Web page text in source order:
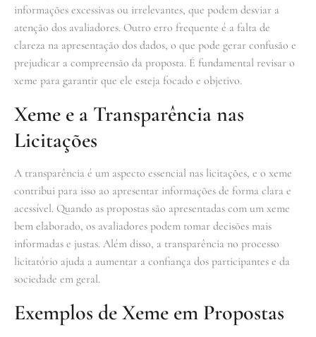
informações excessivas ou irrelevantes, que podem desviar a
atenção dos avaliadores. Outro erro frequente é a falta de
clareza na apresentação dos dados, o que pode gerar confusão e
prejudicar a compreensão da proposta. É fundamental revisar o
xeme para garantir que ele esteja focado e objetivo.
Xeme e a Transparência nas
Licitações
A transparência é um aspecto essencial nas licitações, e o xeme
contribui para isso ao apresentar informações de forma clara e
acessível. Quando as propostas são apresentadas com um xeme
bem elaborado, os avaliadores podem tomar decisões mais
informadas e justas. Além disso, a transparência no processo
licitatório ajuda a aumentar a confiança dos participantes e da
sociedade em geral.
Exemplos de Xeme em Propostas